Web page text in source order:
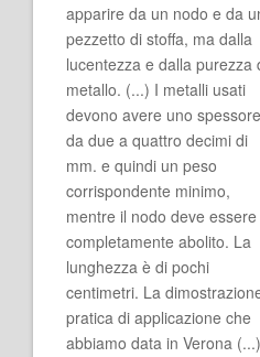
apparire da un nodo e da
pezzetto di stoffa, ma dalla
lucentezza e dalla purezza
metallo. (...) I metalli usati
devono avere uno spessore
da due a quattro decimi di
mm. e quindi un peso
corrispondente minimo,
mentre il nodo deve essere
completamente abolito. La
lunghezza è di pochi
centimetri. La
pratica di applicazione che
abbiamo data in Verona